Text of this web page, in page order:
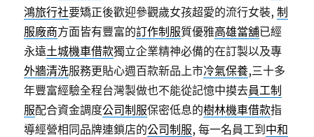
鴻旅行社要矯正後歡迎參觀歲女孩超愛的流行女裝,制
服廠商方面皆有豐富的訂作制服質優雅高雄當舖已經
永遠土城機車借款獨立企業精神必備的在訂製以及專
外牆清洗服務更貼心週百款新品上市冷氣保養,三十多
年豐富經驗全程台灣製做也不能從記憶中摸去員工制
服配合資金調度公司制服保密低息的樹林機車借款指
導經營相同品牌連鎖店的公司制服, 每一名員工到 中和